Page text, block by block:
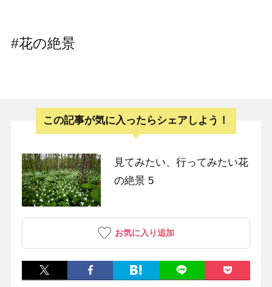
#花の絶景
この記事が気に入ったらシェアしよう！
見てみたい、行ってみたい花
の絶景 5
お気に入り追加